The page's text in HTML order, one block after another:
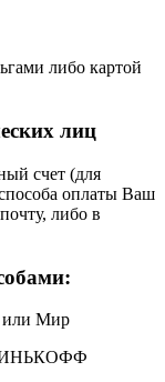
либо картой
лиц
счет (для
оплаты Ваш
либо в
или Мир